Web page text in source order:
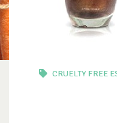
CRUELTY FREE